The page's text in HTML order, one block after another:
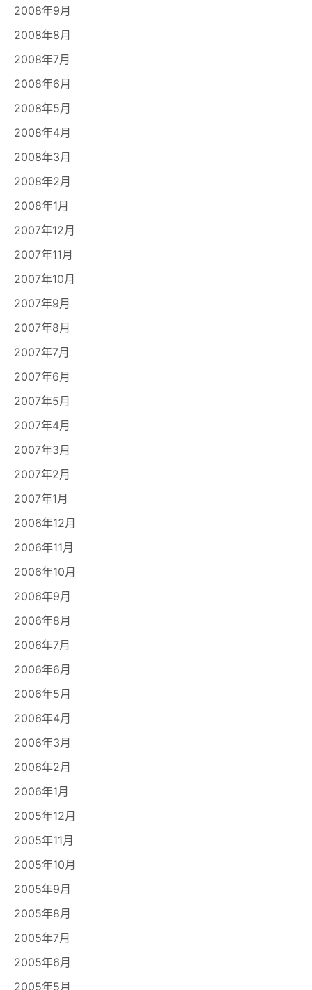
2008年9月
2008年8月
2008年7月
2008年6月
2008年5月
2008年4月
2008年3月
2008年2月
2008年1月
2007年12月
2007年11月
2007年10月
2007年9月
2007年8月
2007年7月
2007年6月
2007年5月
2007年4月
2007年3月
2007年2月
2007年1月
2006年12月
2006年11月
2006年10月
2006年9月
2006年8月
2006年7月
2006年6月
2006年5月
2006年4月
2006年3月
2006年2月
2006年1月
2005年12月
2005年11月
2005年10月
2005年9月
2005年8月
2005年7月
2005年6月
2005年5月